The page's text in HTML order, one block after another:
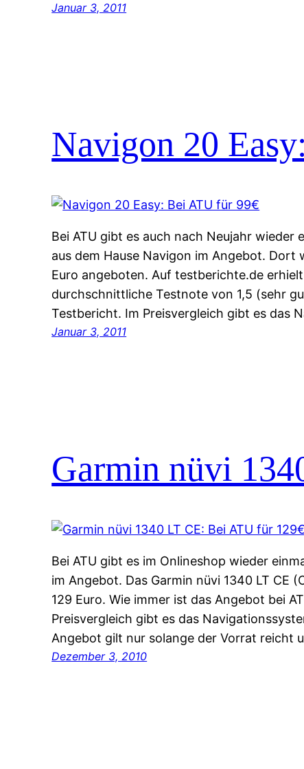
Januar 3, 2011
Navigon 20
Bei ATU gibt es auch nach Neujahr wieder
aus dem Hause Navigon im Angebot. Dort
Euro angeboten. Auf testberichte.de
durchschnittliche Testnote von 1,5 (sehr
Testbericht. Im Preisvergleich gibt es das
Januar 3, 2011
Garmin nüvi
Bei ATU gibt es im Onlineshop wieder
im Angebot. Das Garmin nüvi 1340 LT CE
129 Euro. Wie immer ist das Angebot bei
Preisvergleich gibt es das
Angebot gilt nur solange der Vorrat reicht
Dezember 3, 2010